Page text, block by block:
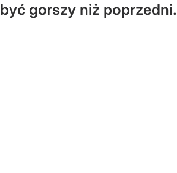
być gorszy niż poprzedni.